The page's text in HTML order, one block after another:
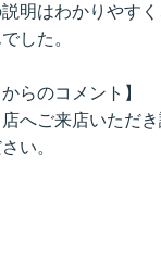
明はわかりやす
した。
らのコメント】
へご来店いただ
い。